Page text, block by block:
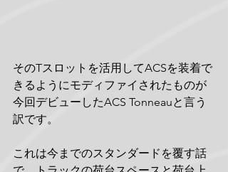
そのTスロットを活用してACSを装着で
きるようにモディファイされたものが
今回デビューしたACS Tonneauと言う
訳です。
これは今までのスタンダードを覆す話